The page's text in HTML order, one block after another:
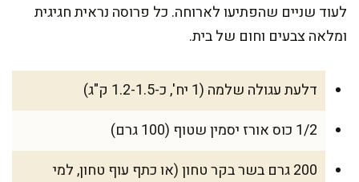
לעוד שניים שהפתיעו לארוחה. כל פרוסה נראית חגיגית
ומלאה צבעים וחום של בית.
דלעת עגולה שלמה (1 יח', כ-1.2-1.5 ק"ג)
1/2 כוס אורז יסמין שטוף (100 גרם)
200 גרם בשר בקר טחון (או כתף עוף טחון, למי